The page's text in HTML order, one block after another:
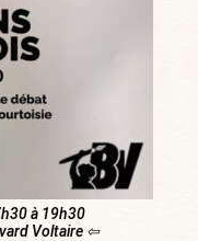
à 19h30
Voltaire ⇦